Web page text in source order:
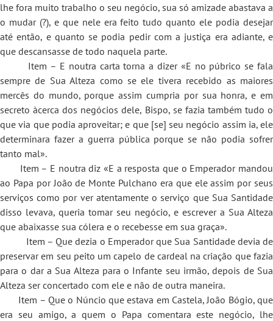
lhe fora muito trabalho o seu negócio, sua só amizade abastava a
o mudar (?), e que nele era feito tudo quanto ele podia desejar
até então, e quanto se podia pedir com a justiça era adiante, e
que descansasse de todo naquela parte.
Item – E noutra carta torna a dizer «E no púbrico se fala
sempre de Sua Alteza como se ele tivera recebido as maiores
mercês do mundo, porque assim cumpria por sua honra, e em
secreto àcerca dos negócios dele, Bispo, se fazia também tudo o
que via que podia aproveitar; e que [se] seu negócio assim ia, ele
determinara fazer a guerra pública porque se não podia sofrer
tanto mal».
Item – E noutra diz «E a resposta que o Emperador mandou
ao Papa por João de Monte Pulchano era que ele assim por seus
serviços como por ver atentamente o serviço que Sua Santidade
disso levava, queria tomar seu negócio, e escrever a Sua Alteza
que abaixasse sua cólera e o recebesse em sua graça».
Item – Que dezia o Emperador que Sua Santidade devia de
preservar em seu peito um capelo de cardeal na criação que fazia
para o dar a Sua Alteza para o Infante seu irmão, depois de Sua
Alteza ser concertado com ele e não de outra maneira.
Item – Que o Núncio que estava em Castela, João Bógio, que
era seu amigo, a quem o Papa comentara este negócio, lhe